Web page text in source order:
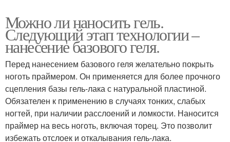
Можно ли наносить гель.
Следующий этап технологии –
нанесение базового геля.
Перед нанесением базового геля желательно покрыть
ноготь праймером. Он применяется для более прочного
сцепления базы гель-лака с натуральной пластиной.
Обязателен к применению в случаях тонких, слабых
ногтей, при наличии расслоений и ломкости. Наносится
праймер на весь ноготь, включая торец. Это позволит
избежать отслоек и откалывания гель-лака.